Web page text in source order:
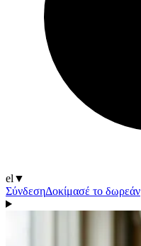
el ▼
ΣύνδεσηΔοκίμασέ το δωρεάν